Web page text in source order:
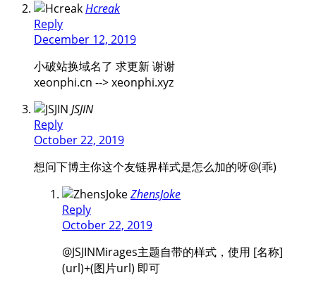
Hcreak
Reply
December 12, 2019
小破站换域名了 求更新 谢谢
xeonphi.cn --> xeonphi.xyz
JSJIN
Reply
October 22, 2019
想问下博主你这个友链界样式是怎么加的呀@(乖)
ZhensJoke
Reply
October 22, 2019
@JSJINMirages主题自带的样式，使用 [名称]
(url)+(图片url) 即可